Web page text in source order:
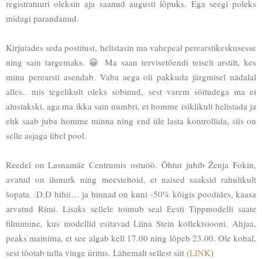
registratuuri oleksin aja saanud augusti lõpuks. Ega seegi poleks
midagi parandanud.
Kirjutades seda postitust, helistasin ma vahepeal perearstikeskusesse
ning sain targemaks. 😀 Ma saan tervisetõendi teiselt arstilt, kes
minu perearsti asendab. Vaba aega oli pakkuda järgmisel nädalal
alles.. mis tegelikult oleks sobinud, sest varem sõitudega ma ei
alustakski, aga ma ikka sain numbri, et homme isiklikult helistada ja
ehk saab juba homme minna ning end üle lasta kontrollida, siis on
selle asjaga ühel pool.
Reedel on Lasnamäe Centrumis ostuöö. Õhtut juhib Ženja Fokin,
avatud on ilunurk ning meestehoid, et naised saaksid rahulikult
šopata. :D:D hihii… ja hinnad on kuni -50% kõigis poodides, kaasa
arvatud Rimi. Lisaks sellele toimub seal Eesti Tippmodelli saate
filmimine, kus modellid esitavad Liina Stein kollektsiooni. Ahjaa,
peaks mainima, et see algab kell 17.00 ning lõpeb 23.00. Ole kohal,
sest tõotab tulla vinge üritus. Lähemalt sellest siit (LINK)